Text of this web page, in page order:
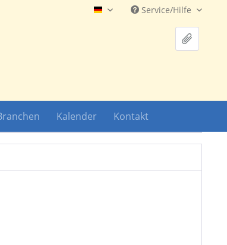
Hauptshop Deutsch
Service/Hilfe
Kalender Kontakt